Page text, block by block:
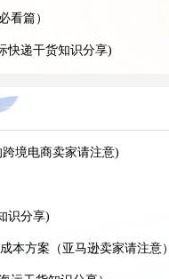
看篇）
快递干货知识分享)
际快递干货知识分享)
际快递干货知识分享)
人请注意）
人请注意)
递干货知识分享)
知识分享）
境电商卖家请注意)
识分享)
本方案（亚马逊卖家请注意）